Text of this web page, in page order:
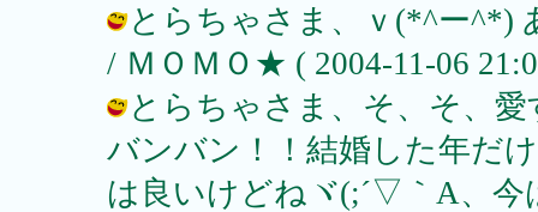
とらちゃさま、ｖ(*^ー^*)
/ ＭＯＭＯ★ ( 2004-11-06
とらちゃさま、そ、そ、
バンバン！！結婚した年だ
は良いけどねヾ(;´▽｀A、